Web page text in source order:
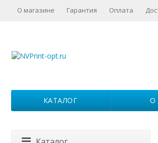
О магазине Гарантия Оплата
КАТАЛОГ О